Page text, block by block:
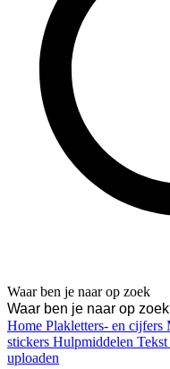
Waar ben je naar op zoek
Home Plakletters- en cijfers
stickers Hulpmiddelen
uploaden